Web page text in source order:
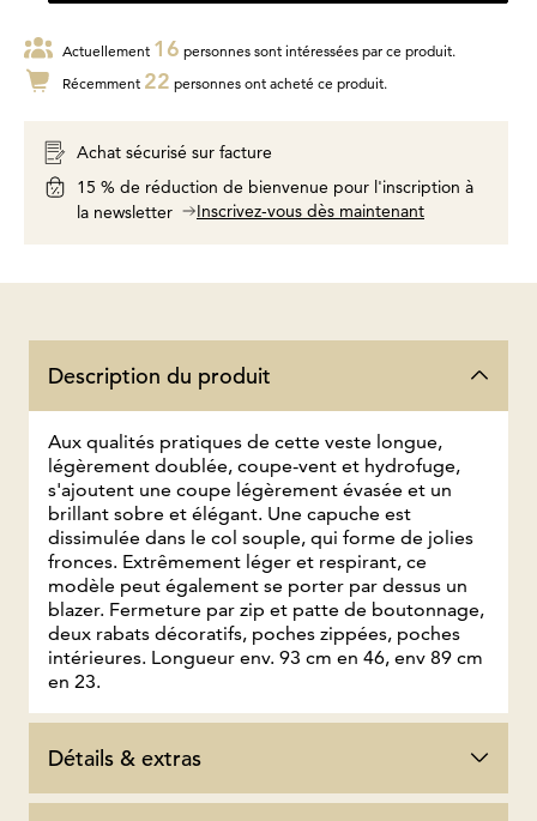
Actuellement 16 personnes sont intéressées par ce produit.
Récemment 22 personnes ont acheté ce produit.
Achat sécurisé sur facture
15 % de réduction de bienvenue pour l'inscription à
la newsletter
Inscrivez-vous dès maintenant
Description du produit
Aux qualités pratiques de cette veste longue,
légèrement doublée, coupe-vent et hydrofuge,
s'ajoutent une coupe légèrement évasée et un
brillant sobre et élégant. Une capuche est
dissimulée dans le col souple, qui forme de jolies
fronces. Extrêmement léger et respirant, ce
modèle peut également se porter par dessus un
blazer. Fermeture par zip et patte de boutonnage,
deux rabats décoratifs, poches zippées, poches
intérieures. Longueur env. 93 cm en 46, env 89 cm
en 23.
Détails & extras